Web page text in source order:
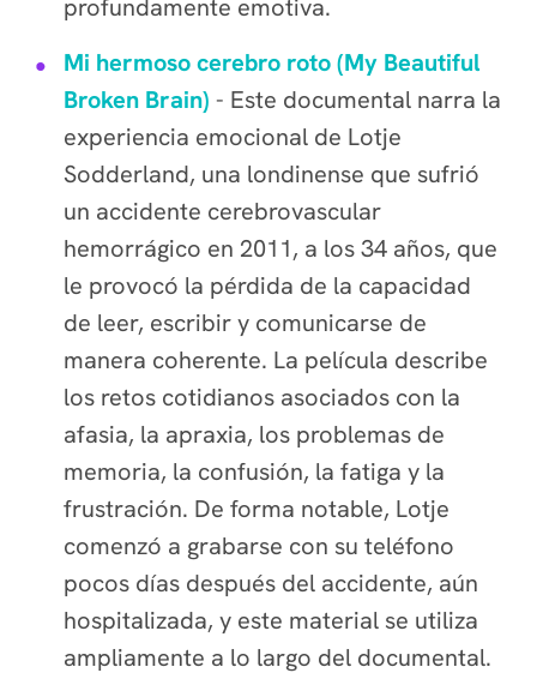
profundamente emotiva.
Mi hermoso cerebro roto (My Beautiful
Broken Brain) - Este documental narra la
experiencia emocional de Lotje
Sodderland, una londinense que sufrió
un accidente cerebrovascular
hemorrágico en 2011, a los 34 años, que
le provocó la pérdida de la capacidad
de leer, escribir y comunicarse de
manera coherente. La película describe
los retos cotidianos asociados con la
afasia, la apraxia, los problemas de
memoria, la confusión, la fatiga y la
frustración. De forma notable, Lotje
comenzó a grabarse con su teléfono
pocos días después del accidente, aún
hospitalizada, y este material se utiliza
ampliamente a lo largo del documental.